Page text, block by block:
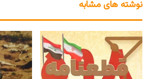
نوشته های مشابه